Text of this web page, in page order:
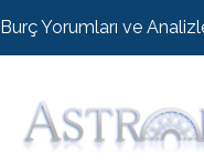
Burç Yorumları ve